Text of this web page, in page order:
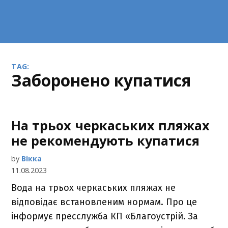
TAG:
заборонено купатися
На трьох черкаських пляжах
не рекомендують купатися
by Вікка
11.08.2023
Вода на трьох черкаських пляжах не
відповідає встановленим нормам. Про це
інформує пресслужба КП «Благоустрій. За